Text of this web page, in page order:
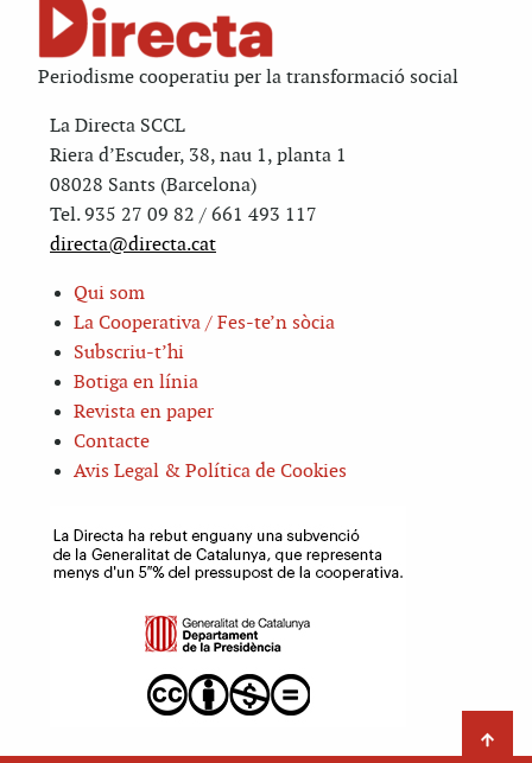
Periodisme cooperatiu per la transformació social
La Directa SCCL
Riera d’Escuder, 38, nau 1, planta 1
08028 Sants (Barcelona)
Tel. 935 27 09 82 / 661 493 117
directa@directa.cat
Qui som
La Cooperativa / Fes-te’n sòcia
Subscriu-t’hi
Botiga en línia
Revista en paper
Contacte
Avis Legal & Política de Cookies